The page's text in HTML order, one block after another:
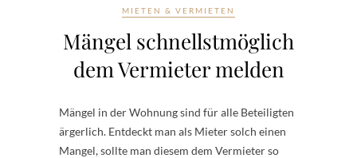
MIETEN & VERMIETEN
Mängel schnellstmöglich
dem Vermieter melden
Mängel in der Wohnung sind für alle Beteiligten
ärgerlich. Entdeckt man als Mieter solch einen
Mangel, sollte man diesem dem Vermieter so